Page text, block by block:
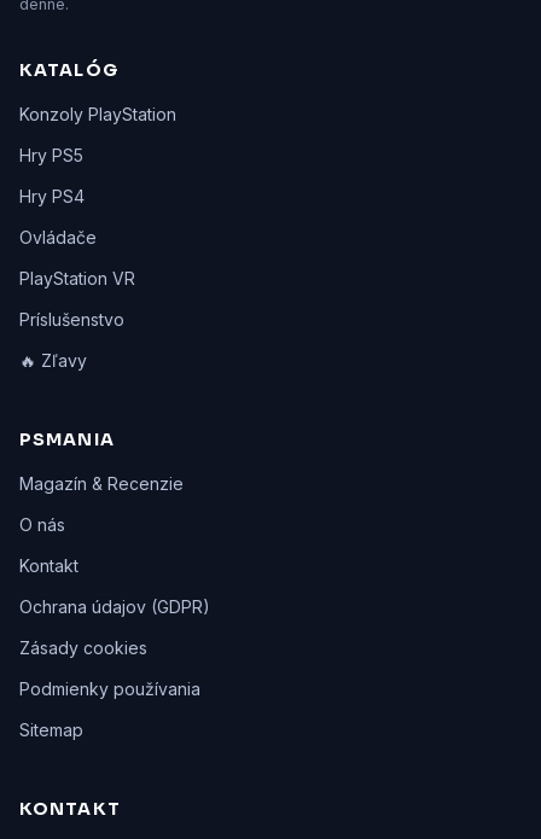
denne.
KATALÓG
Konzoly PlayStation
Hry PS5
Hry PS4
Ovládače
PlayStation VR
Príslušenstvo
🔥 Zľavy
PSMANIA
Magazín & Recenzie
O nás
Kontakt
Ochrana údajov (GDPR)
Zásady cookies
Podmienky používania
Sitemap
KONTAKT